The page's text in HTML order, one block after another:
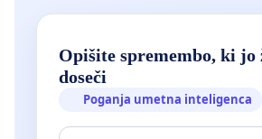
Opišite spremembo, ki jo
doseči
Poganja umetna inteligenca